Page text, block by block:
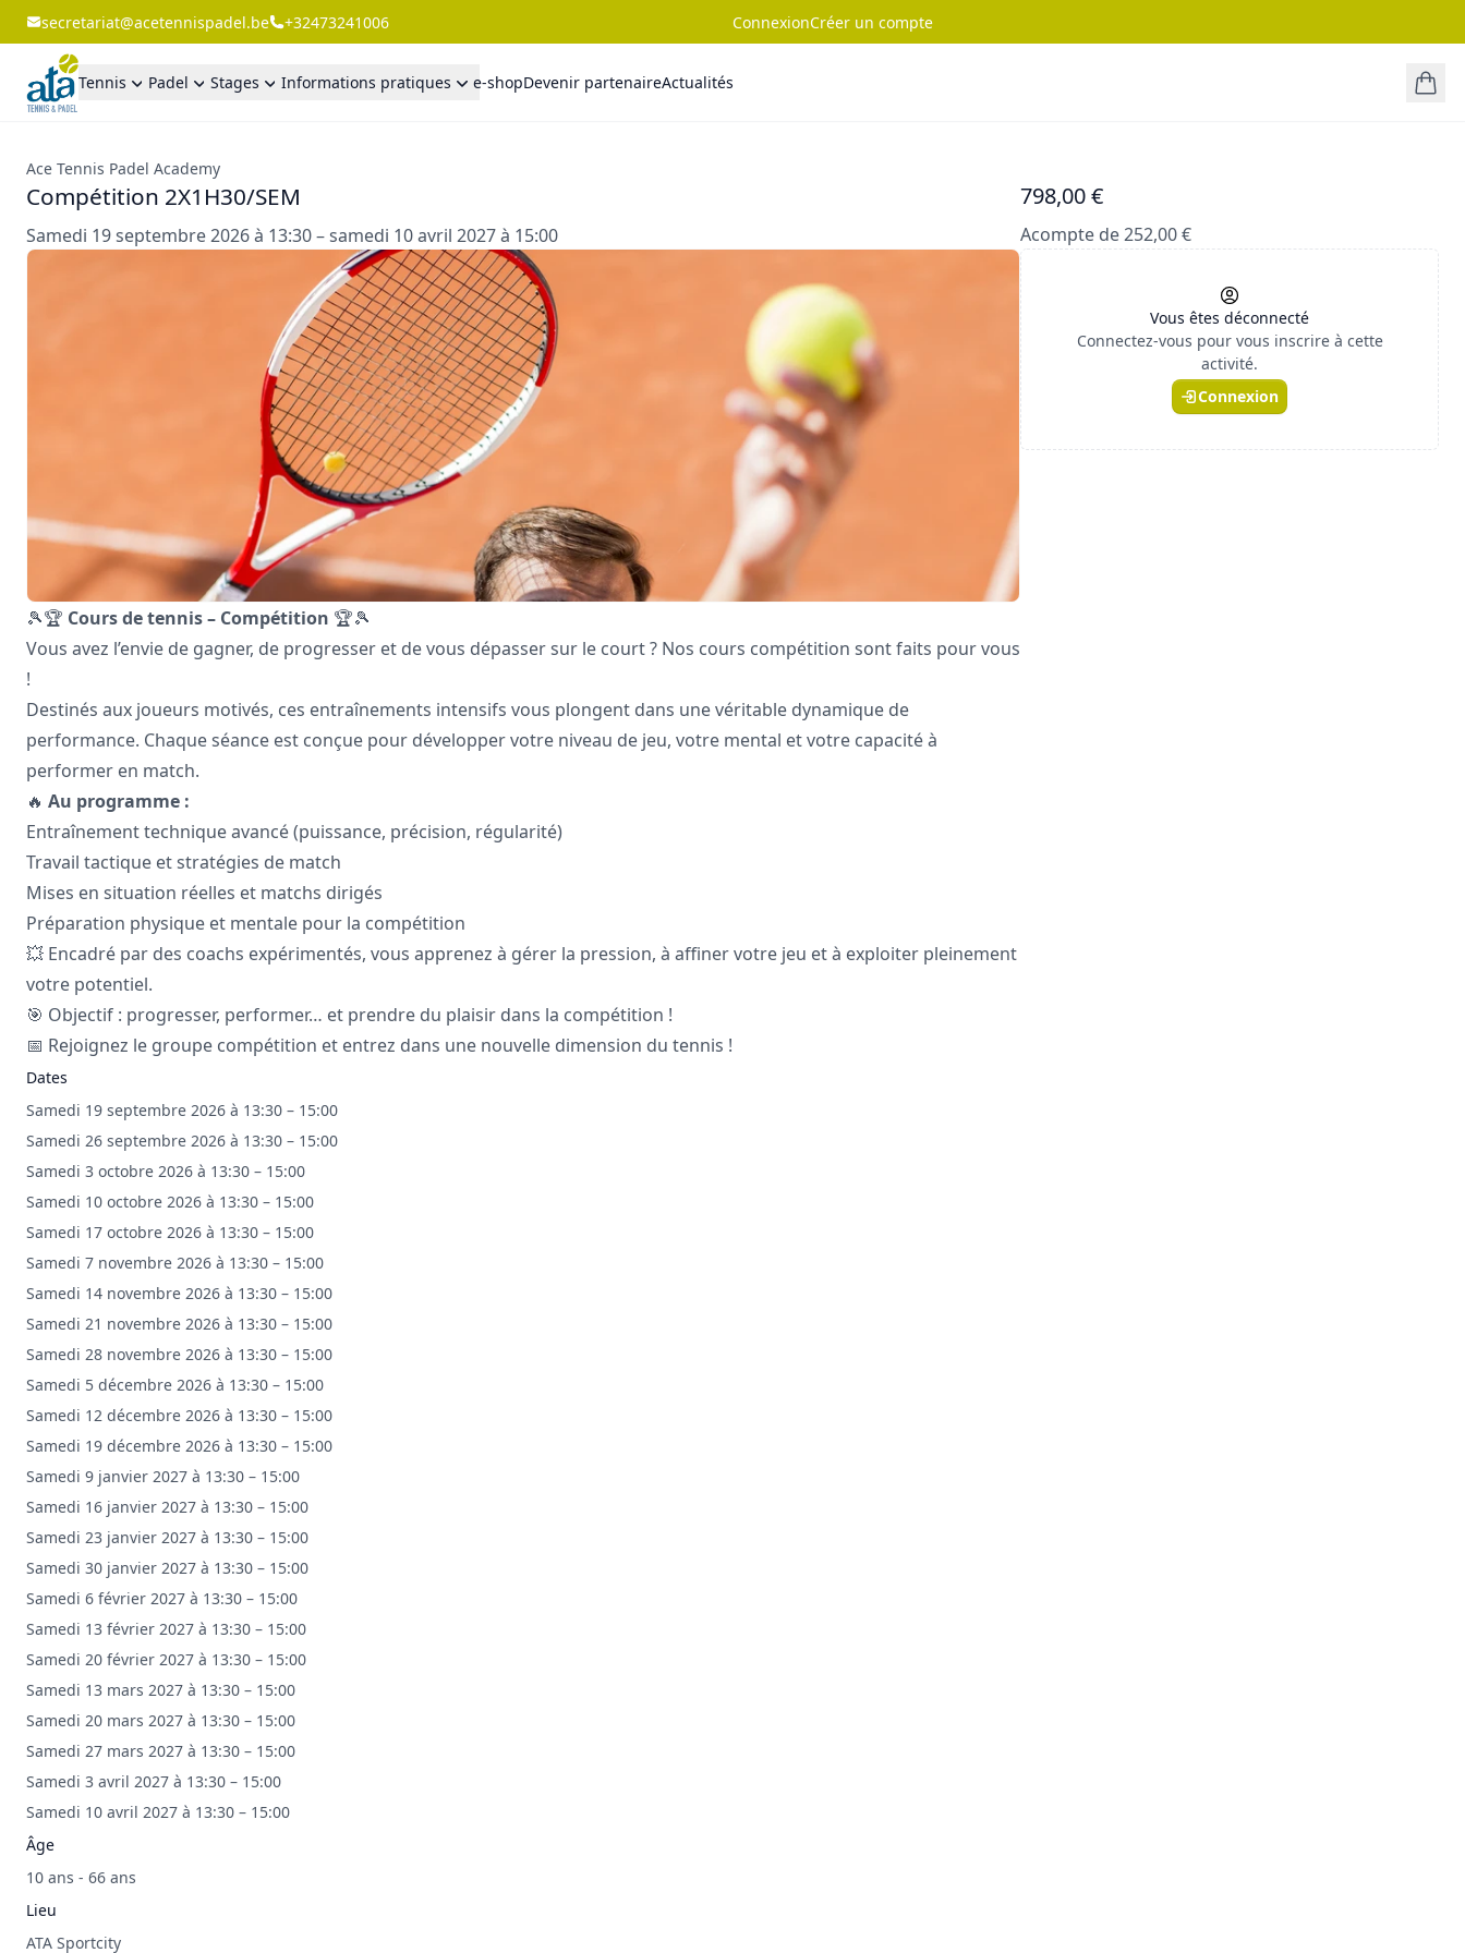
secretariat@acetennispadel.be +32473241006 ConnexionCréer un compte
Tennis Padel Stages Informations pratiques e-shopDevenir partenaireActualités
Ace Tennis Padel Academy
Compétition 2X1H30/SEM
Samedi 19 septembre 2026 à 13:30 – samedi 10 avril 2027 à 15:00
798,00 €
Acompte de 252,00 €
🎾🏆 Cours de tennis – Compétition 🏆🎾
Vous avez l’envie de gagner, de progresser et de vous dépasser sur le court ? Nos cours compétition sont faits pour vous
!
Destinés aux joueurs motivés, ces entraînements intensifs vous plongent dans une véritable dynamique de
performance. Chaque séance est conçue pour développer votre niveau de jeu, votre mental et votre capacité à
performer en match.
🔥 Au programme :
Entraînement technique avancé (puissance, précision, régularité)
Travail tactique et stratégies de match
Mises en situation réelles et matchs dirigés
Préparation physique et mentale pour la compétition
💥 Encadré par des coachs expérimentés, vous apprenez à gérer la pression, à affiner votre jeu et à exploiter pleinement
votre potentiel.
🎯 Objectif : progresser, performer… et prendre du plaisir dans la compétition !
📅 Rejoignez le groupe compétition et entrez dans une nouvelle dimension du tennis !
Dates
Samedi 19 septembre 2026 à 13:30 – 15:00
Samedi 26 septembre 2026 à 13:30 – 15:00
Samedi 3 octobre 2026 à 13:30 – 15:00
Samedi 10 octobre 2026 à 13:30 – 15:00
Samedi 17 octobre 2026 à 13:30 – 15:00
Samedi 7 novembre 2026 à 13:30 – 15:00
Samedi 14 novembre 2026 à 13:30 – 15:00
Samedi 21 novembre 2026 à 13:30 – 15:00
Samedi 28 novembre 2026 à 13:30 – 15:00
Samedi 5 décembre 2026 à 13:30 – 15:00
Samedi 12 décembre 2026 à 13:30 – 15:00
Samedi 19 décembre 2026 à 13:30 – 15:00
Samedi 9 janvier 2027 à 13:30 – 15:00
Samedi 16 janvier 2027 à 13:30 – 15:00
Samedi 23 janvier 2027 à 13:30 – 15:00
Samedi 30 janvier 2027 à 13:30 – 15:00
Samedi 6 février 2027 à 13:30 – 15:00
Samedi 13 février 2027 à 13:30 – 15:00
Samedi 20 février 2027 à 13:30 – 15:00
Samedi 13 mars 2027 à 13:30 – 15:00
Samedi 20 mars 2027 à 13:30 – 15:00
Samedi 27 mars 2027 à 13:30 – 15:00
Samedi 3 avril 2027 à 13:30 – 15:00
Samedi 10 avril 2027 à 13:30 – 15:00
Âge
10 ans - 66 ans
Lieu
ATA Sportcity
Vous êtes déconnecté
Connectez-vous pour vous inscrire à cette
activité.
Connexion